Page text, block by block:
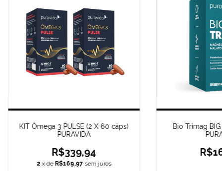
KIT Ômega 3 PULSE (2 X 60 cáps)
PURAVIDA
R$339,94
2 x de R$169,97 sem juros
Bio Trimag